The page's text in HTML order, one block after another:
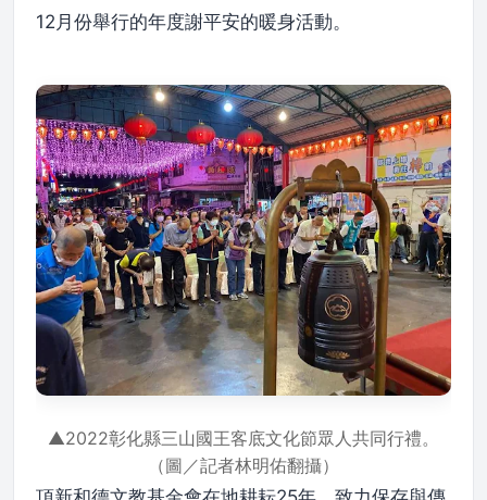
12月份舉行的年度謝平安的暖身活動。
▲2022彰化縣三山國王客底文化節眾人共同行禮。
（圖／記者林明佑翻攝）